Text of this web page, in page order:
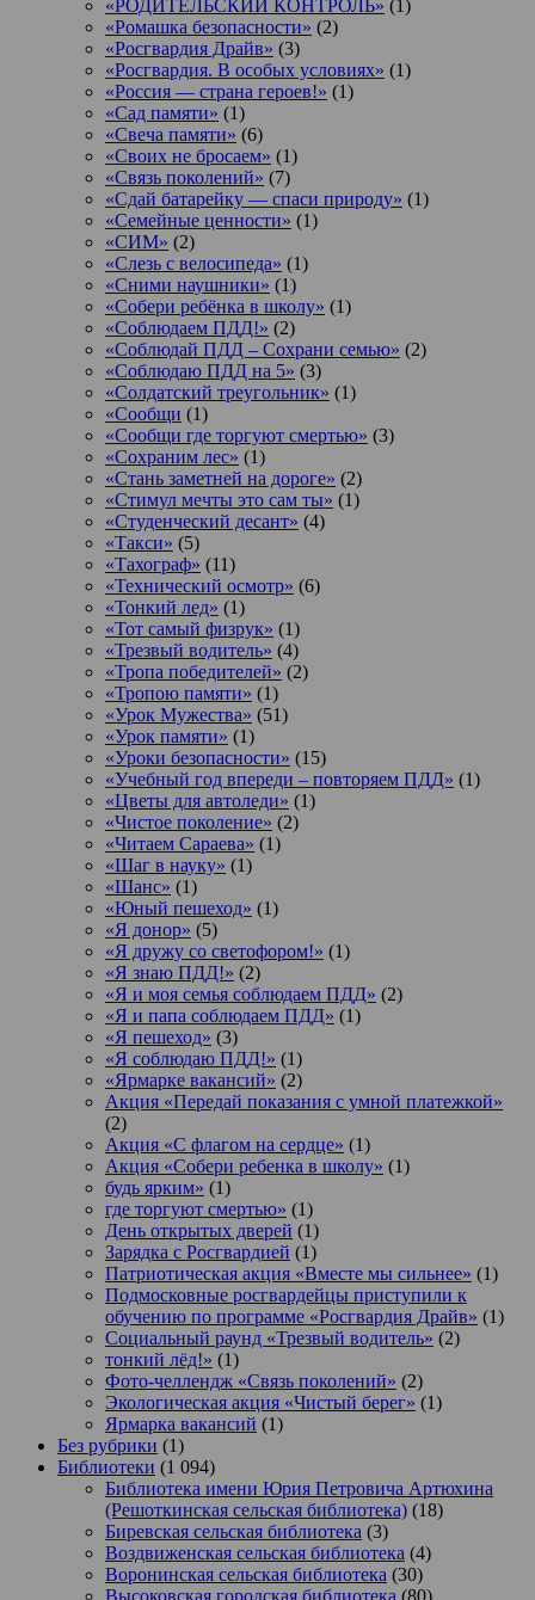
«РОДИТЕЛЬСКИЙ КОНТРОЛЬ» (1)
«Ромашка безопасности» (2)
«Росгвардия Драйв» (3)
«Росгвардия. В особых условиях» (1)
«Россия — страна героев!» (1)
«Сад памяти» (1)
«Свеча памяти» (6)
«Своих не бросаем» (1)
«Связь поколений» (7)
«Сдай батарейку — спаси природу» (1)
«Семейные ценности» (1)
«СИМ» (2)
«Слезь с велосипеда» (1)
«Сними наушники» (1)
«Собери ребёнка в школу» (1)
«Соблюдаем ПДД!» (2)
«Соблюдай ПДД – Сохрани семью» (2)
«Соблюдаю ПДД на 5» (3)
«Солдатский треугольник» (1)
«Сообщи (1)
«Сообщи где торгуют смертью» (3)
«Сохраним лес» (1)
«Стань заметней на дороге» (2)
«Стимул мечты это сам ты» (1)
«Студенческий десант» (4)
«Такси» (5)
«Тахограф» (11)
«Технический осмотр» (6)
«Тонкий лед» (1)
«Тот самый физрук» (1)
«Трезвый водитель» (4)
«Тропа победителей» (2)
«Тропою памяти» (1)
«Урок Мужества» (51)
«Урок памяти» (1)
«Уроки безопасности» (15)
«Учебный год впереди – повторяем ПДД» (1)
«Цветы для автоледи» (1)
«Чистое поколение» (2)
«Читаем Сараева» (1)
«Шаг в науку» (1)
«Шанс» (1)
«Юный пешеход» (1)
«Я донор» (5)
«Я дружу со светофором!» (1)
«Я знаю ПДД!» (2)
«Я и моя семья соблюдаем ПДД» (2)
«Я и папа соблюдаем ПДД» (1)
«Я пешеход» (3)
«Я соблюдаю ПДД!» (1)
«Ярмарке вакансий» (2)
Акция «Передай показания с умной платежкой»
(2)
Акция «С флагом на сердце» (1)
Акция «Собери ребенка в школу» (1)
будь ярким» (1)
где торгуют смертью» (1)
День открытых дверей (1)
Зарядка с Росгвардией (1)
Патриотическая акция «Вместе мы сильнее» (1)
Подмосковные росгвардейцы приступили к
обучению по программе «Росгвардия Драйв» (1)
Социальный раунд «Трезвый водитель» (2)
тонкий лёд!» (1)
Фото-челлендж «Связь поколений» (2)
Экологическая акция «Чистый берег» (1)
Ярмарка вакансий (1)
Без рубрики (1)
Библиотеки (1 094)
Библиотека имени Юрия Петровича Артюхина
(Решоткинская сельская библиотека) (18)
Биревская сельская библиотека (3)
Воздвиженская сельская библиотека (4)
Воронинская сельская библиотека (30)
Высоковская городская библиотека (80)